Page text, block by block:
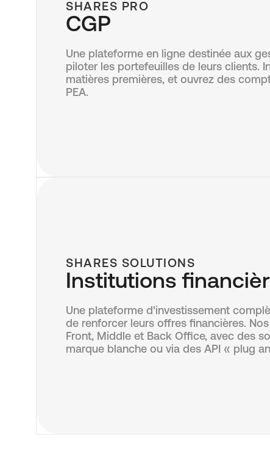
SHARES PRO
CGP
Une plateforme en ligne destinée aux
piloter les portefeuilles de leurs clients.
matières premières, et ouvrez des
PEA.
SHARES SOLUTIONS
Institutions
Une plateforme d’investissement
de renforcer leurs offres financières.
Front, Middle et Back Office, avec des
marque blanche ou via des API « plug